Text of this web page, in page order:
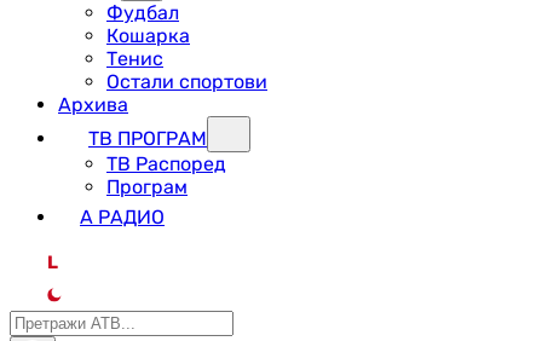
Фудбал
Кошарка
Тенис
Остали спортови
Архива
ТВ ПРОГРАМ
ТВ Распоред
Програм
А РАДИО
L